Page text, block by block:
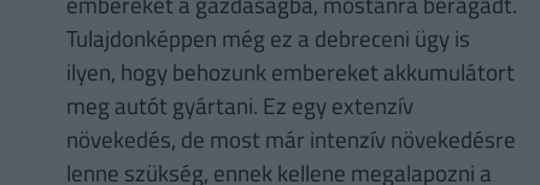
Tulajdonképpen még ez a debreceni ügy is
ilyen, hogy behozunk embereket akkumulátort
meg autót gyártani. Ez egy extenzív
növekedés, de most már intenzív növekedésre
lenne szükség, ennek kellene megalapozni a